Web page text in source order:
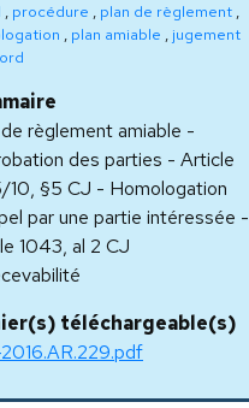
, procédure , plan de règlement ,
, plan amiable , jugement
règlement amiable -
des parties - Article
10, §5 CJ - Homologation
par une partie intéressée -
1043, al 2 CJ
téléchargeable(s)
2016.AR.229.pdf